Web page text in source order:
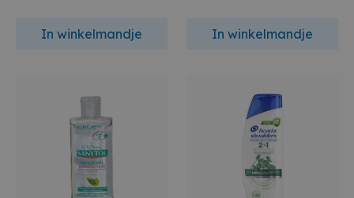
In winkelmandje In winkelmandje